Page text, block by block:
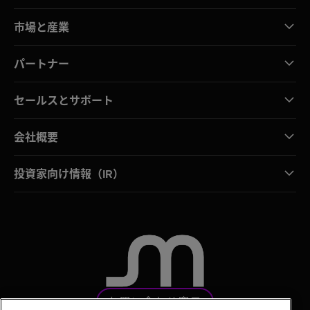
市場と産業
パートナー
セールスとサポート
会社概要
投資家向け情報（IR）
お問い合わせ窓口